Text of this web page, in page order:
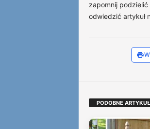
zapomnij
odwiedzić artykuł
PODOBNE